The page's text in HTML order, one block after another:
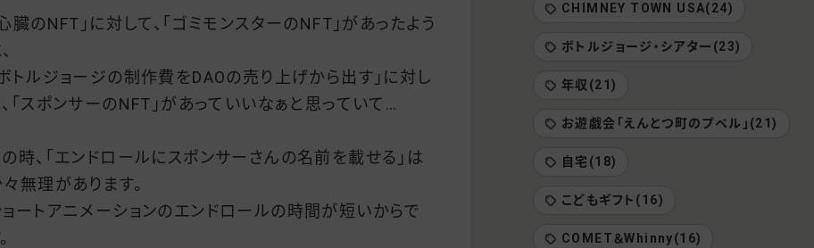
心臓のNFT」に対して、「ゴミモンスターのNFT」があったよう
ボトルジョージの制作費をDAOの売り上げから出す」に対し
「スポンサーのNFT」があっていいなぁと思っていて…
時、「エンドロールにスポンサーさんの名前を載せる」は
無理があります。
ョートアニメーションのエンドロールの時間が短いからで
CHIMNEY TOWN USA(24)
ボトルジョージ・シアター(23)
年収(21)
お遊戯会「えんとつ町のプペル」(21)
自宅(18)
こどもギフト(16)
COMET＆Whinny(16)